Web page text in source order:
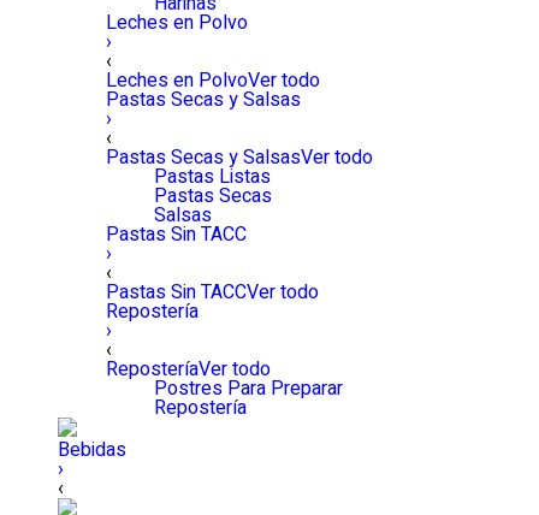
Leches en Polvo
›
‹
Leches en PolvoVer todo
Pastas Secas y Salsas
›
‹
Pastas Secas y SalsasVer todo
Pastas Listas
Pastas Secas
Salsas
Pastas Sin TACC
›
‹
Pastas Sin TACCVer todo
Repostería
›
‹
ReposteríaVer todo
Postres Para Preparar
Repostería
Bebidas
›
‹